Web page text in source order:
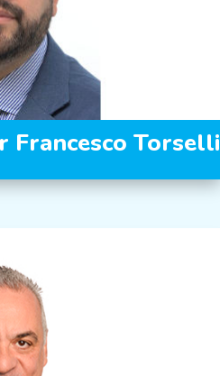
Francesco Torselli